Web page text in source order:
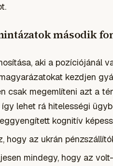
második
aki a pozíciójánál
kezdjen
csak megemlíteni azt a
lehet rá hitelességi
kognitív
hogy az ukrán
mindegy, hogy az